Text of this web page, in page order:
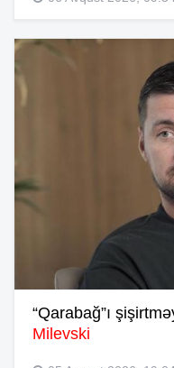
“Qarabağ”ı
Milevski